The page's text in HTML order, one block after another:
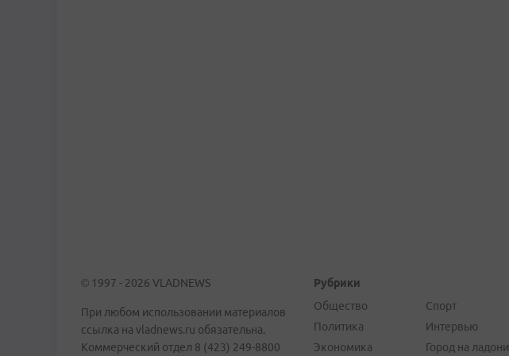
© 1997 - 2026 VLADNEWS
При любом использовании материалов
ссылка на vladnews.ru обязательна.
Коммерческий отдел 8 (423) 249-8800
Рубрики
Общество
Политика
Экономика
Спорт
Интервью
Город на ладони